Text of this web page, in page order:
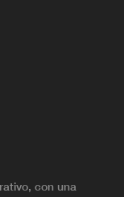
con una